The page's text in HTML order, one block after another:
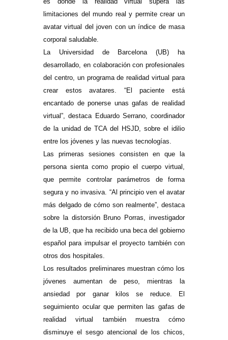
limitaciones del mundo real y permite crear un
avatar virtual del joven con un índice de masa
corporal saludable.
La Universidad de Barcelona (UB) ha
desarrollado, en colaboración con profesionales
del centro, un programa de realidad virtual para
crear estos avatares. “El paciente está
encantado de ponerse unas gafas de realidad
virtual”, destaca Eduardo Serrano, coordinador
de la unidad de TCA del HSJD, sobre el idilio
entre los jóvenes y las nuevas tecnologías.
Las primeras sesiones consisten en que la
persona sienta como propio el cuerpo virtual,
que permite controlar parámetros de forma
segura y no invasiva. “Al principio ven el avatar
más delgado de cómo son realmente”, destaca
sobre la distorsión Bruno Porras, investigador
de la UB, que ha recibido una beca del gobierno
español para impulsar el proyecto también con
otros dos hospitales.
Los resultados preliminares muestran cómo los
jóvenes aumentan de peso, mientras la
ansiedad por ganar kilos se reduce. El
seguimiento ocular que permiten las gafas de
realidad virtual también muestra cómo
disminuye el sesgo atencional de los chicos,